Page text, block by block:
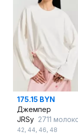
175.15 BYN
Джемпер
JRSy 2711
42, 44, 46, 48